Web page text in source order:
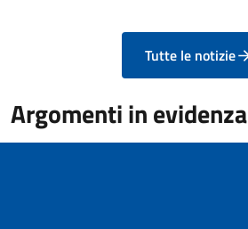
Tutte le notizie
Argomenti in evidenza